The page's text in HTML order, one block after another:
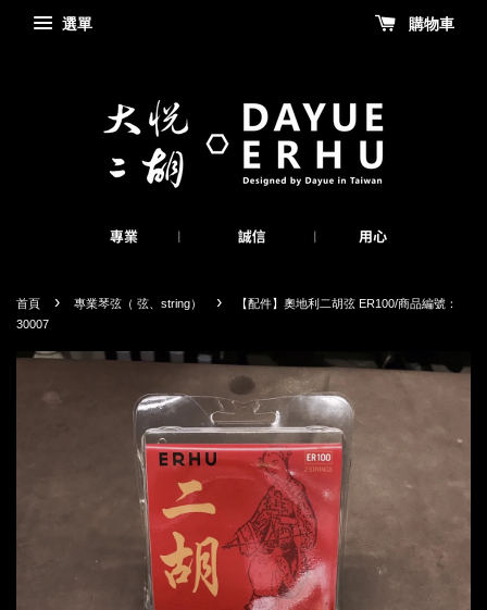
選單 購物車
首頁 › 專業琴弦（ 弦、string） ›
【配件】奧地利二胡弦 ER100/商品編號：
30007